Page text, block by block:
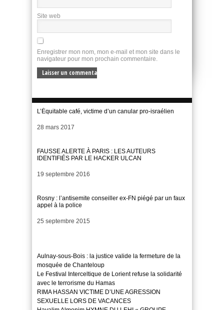
Site web
Enregistrer mon nom, mon e-mail et mon site dans le
navigateur pour mon prochain commentaire.
L’Équitable café, victime d’un canular pro-israélien
Date
28 mars 2017
FAUSSE ALERTE À PARIS : LES AUTEURS
IDENTIFIÉS PAR LE HACKER ULCAN
Date
19 septembre 2016
Rosny : l’antisemite conseiller ex-FN piégé par un faux
appel à la police
Date
25 septembre 2015
Aulnay-sous-Bois : la justice valide la fermeture de la
mosquée de Chanteloup
Le Festival Interceltique de Lorient refuse la solidarité
avec le terrorisme du Hamas
RIMA HASSAN VICTIME D’UNE AGRESSION
SEXUELLE LORS DE VACANCES